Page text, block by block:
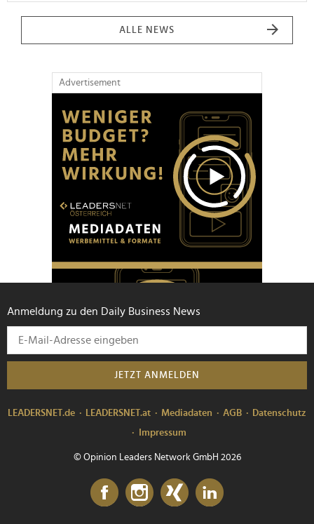
ALLE NEWS
Advertisement
Anmeldung zu den Daily Business News
JETZT ANMELDEN
LEADERSNET.de LEADERSNET.at Mediadaten AGB
Datenschutz
Impressum
© Opinion Leaders Network GmbH 2026